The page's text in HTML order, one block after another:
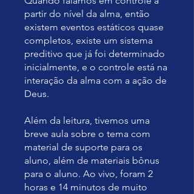
partir do nível da alma, então
existem eventos estáticos quase
completos, existe um sistema
preditivo que já foi determinado
inicialmente, e o controle está na
interação da alma com a ação de
Deus.
Além da leitura, tivemos uma
breve aula sobre o tema com
material de suporte para os
aluno, além de materiais bônus
para o aluno. Ao vivo, foram 2
horas e 14 minutos de muito